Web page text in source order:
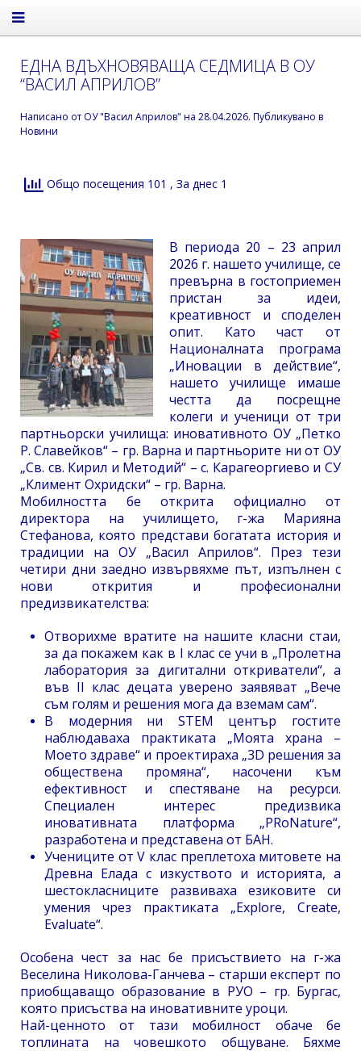
ЕДНА ВДЪХНОВЯВАЩА СЕДМИЦА В ОУ
“ВАСИЛ АПРИЛОВ”
Написано от ОУ "Васил Априлов" на 28.04.2026. Публикувано в
Новини
Общо посещения 101 , За днес 1
В периода 20 – 23 април
2026 г. нашето училище, се
превърна в гостоприемен
пристан за идеи,
креативност и споделен
опит. Като част от
Националната програма
„Иновации в действие“,
нашето училище имаше
честта да посрещне
колеги и ученици от три
партньорски училища: иновативното ОУ „Петко
Р. Славейков“ – гр. Варна и партньорите ни от ОУ
„Св. св. Кирил и Методий“ – с. Карагеоргиево и СУ
„Климент Охридски“ – гр. Варна.
Мобилността бе открита официално от
директора на училището, г-жа Марияна
Стефанова, която представи богатата история и
традиции на ОУ „Васил Априлов“. През тези
четири дни заедно извървяхме път, изпълнен с
нови открития и професионални
предизвикателства:
Отворихме вратите на нашите класни стаи,
за да покажем как в I клас се учи в „Пролетна
лаборатория за дигитални откриватели“, а
във II клас децата уверено заявяват „Вече
съм голям и решения мога да вземам сам“.
В модерния ни STEM център гостите
наблюдаваха практиката „Моята храна –
Моето здраве“ и проектираха „3D решения за
обществена промяна“, насочени към
ефективност и спестяване на ресурси.
Специален интерес предизвика
иновативната платформа „PRoNature“,
разработена и представена от БАН.
Учениците от V клас преплетоха митовете на
Древна Елада с изкуството и историята, а
шестокласниците развиваха езиковите си
умения чрез практиката „Explore, Create,
Evaluate“.
Особена чест за нас бе присъствието на г-жа
Веселина Николова-Ганчева – старши експерт по
приобщаващо образование в РУО – гр. Бургас,
която присъства на иновативните уроци.
Най-ценното от тази мобилност обаче бе
топлината на човешкото общуване. Бяхме